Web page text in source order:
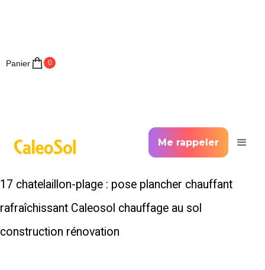
Me rappeler
Panier 0
17 chatelaillon-plage : pose plancher chauffant
rafraîchissant Caleosol chauffage au sol
construction rénovation